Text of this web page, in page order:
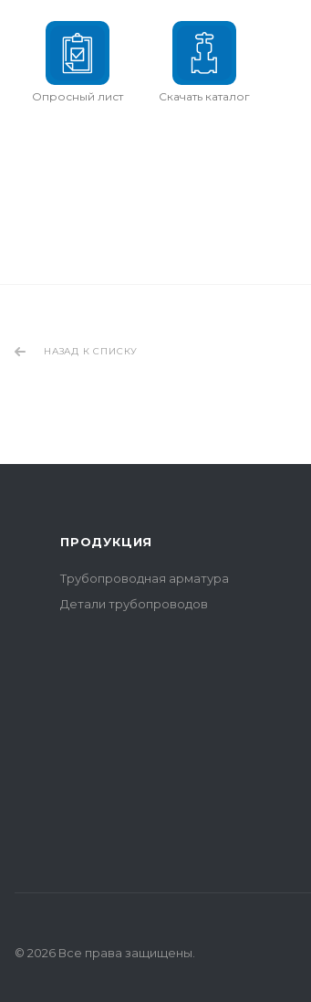
Опросный лист Скачать каталог
НАЗАД К СПИСКУ
ПРОДУКЦИЯ
Трубопроводная арматура
Детали трубопроводов
© 2026 Все права защищены.